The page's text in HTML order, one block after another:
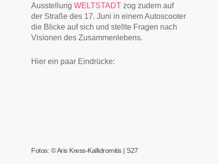
AusstellungWELTSTADT zog zudem auf
der Straße des 17. Juni in einem Autoscooter
die Blicke auf sich und stellte Fragen nach
Visionen des Zusammenlebens.
Hier ein paar Eindrücke:
Fotos: © Aris Kress-Kallidromitis | S27